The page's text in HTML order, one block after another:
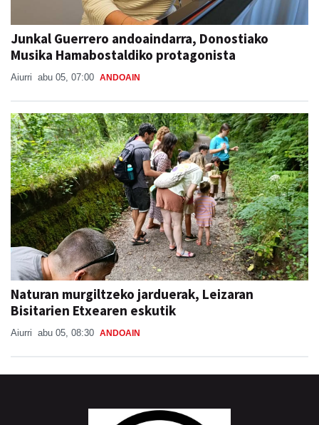
Junkal Guerrero andoaindarra, Donostiako
Musika Hamabostaldiko protagonista
Aiurri abu 05, 07:00 ANDOAIN
Naturan murgiltzeko jarduerak, Leizaran
Bisitarien Etxearen eskutik
Aiurri abu 05, 08:30 ANDOAIN